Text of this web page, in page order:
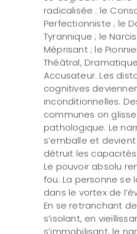
radicalisée : le
Perfectionniste ; le
Tyrannique ; le
Méprisant ; le
Théâtral,
Accusateur. Les
cognitives
inconditionnelles.
communes on
pathologique. Le
s’emballe et
détruit les
Le pouvoir absolu
fou. La personne se
dans le vortex de
En se retranchant
s’isolant, en